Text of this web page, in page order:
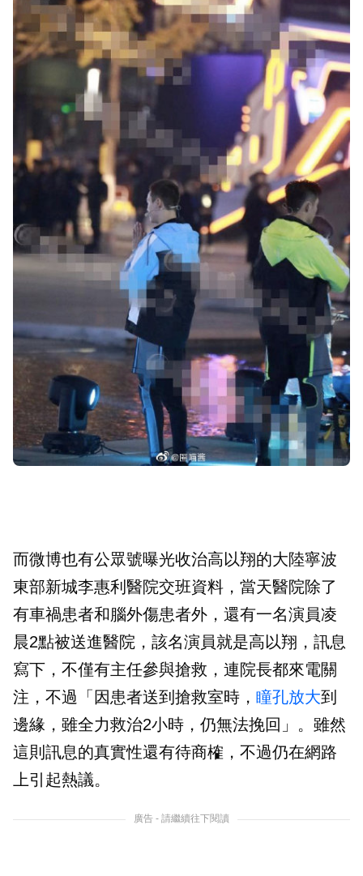
而微博也有公眾號曝光收治高以翔的大陸寧波
東部新城李惠利醫院交班資料，當天醫院除了
有車禍患者和腦外傷患者外，還有一名演員凌
晨2點被送進醫院，該名演員就是高以翔，訊息
寫下，不僅有主任參與搶救，連院長都來電關
注，不過「因患者送到搶救室時， 瞳孔放大到
邊緣，雖全力救治2小時，仍無法挽回」。雖然
這則訊息的真實性還有待商榷，不過仍在網路
上引起熱議。
廣告 - 請繼續往下閱讀